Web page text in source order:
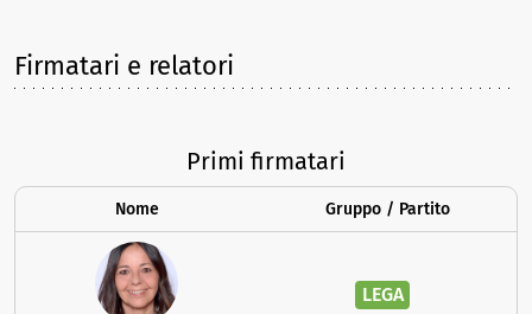
Firmatari e relatori
Primi firmatari
Nome Gruppo / Partito
LEGA